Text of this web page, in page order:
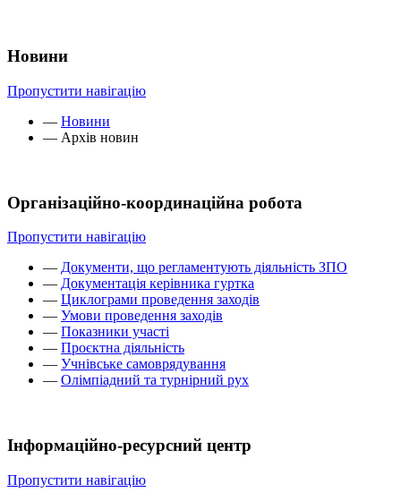
Новини
Пропустити навігацію
— Новини
— Архів новин
Організаційно-координаційна робота
Пропустити навігацію
— Документи, що регламентують діяльність ЗПО
— Документація керівника гуртка
— Циклограми проведення заходів
— Умови проведення заходів
— Показники участі
— Проєктна діяльність
— Учнівське самоврядування
— Олімпіадний та турнірний рух
Інформаційно-ресурсний центр
Пропустити навігацію